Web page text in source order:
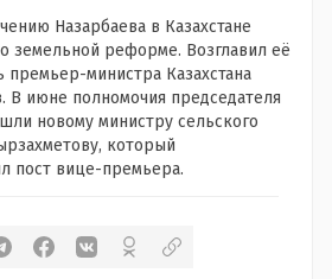
Назарбаева в Казахстане
земельной реформе. Возглавил её
премьер-министра Казахстана
В июне полномочия председателя
новому министру сельского
который
пост вице-премьера.